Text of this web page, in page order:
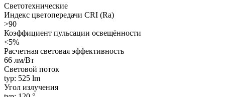
Светотехнические
Индекс цветопередачи CRI (Ra)
>90
Коэффициент пульсации освещённости
<5%
Расчетная световая эффективность
66 лм/Вт
Световой поток
typ: 525 lm
Угол излучения